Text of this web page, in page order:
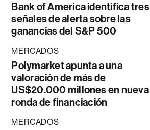
Bank of America identifica tres
señales de alerta sobre las
ganancias del S&P 500
MERCADOS
Polymarket apunta a una
valoración de más de
US$20.000 millones en nueva
ronda de financiación
MERCADOS